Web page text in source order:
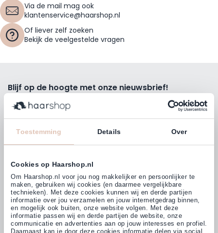
Toestemming Details Over
Cookies op Haarshop.nl
Om Haarshop.nl voor jou nog makkelijker en persoonlijker te
maken, gebruiken wij cookies (en daarmee vergelijkbare
technieken). Met deze cookies kunnen wij en derde partijen
informatie over jou verzamelen en jouw internetgedrag binnen,
en mogelijk ook buiten, onze website volgen. Met deze
informatie passen wij en derde partijen de website, onze
communicatie en advertenties aan op jouw interesses en profiel.
Daarnaast kan je door deze cookies informatie delen via social
Via de mail mag ook
klantenservice@haarshop.nl
Of liever zelf zoeken
Bekijk de veelgestelde vragen
Blijf op de hoogte met onze nieuwsbrief!
Ontvang wekelijks de beste kortingsacties, tips en nieuws
rechtstreeks in jou e-mailbox.
E-mailadres
Inschrijven
Volg ons
Klanten beoordelen ons met
4,77 (38.000+)